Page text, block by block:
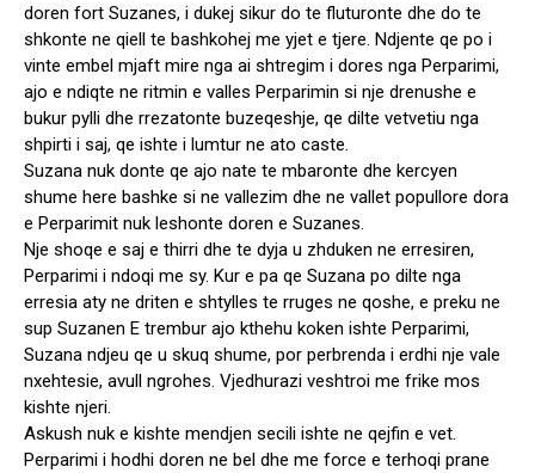
doren fort Suzanes, i dukej sikur do te fluturonte dhe do te
shkonte ne qiell te bashkohej me yjet e tjere. Ndjente qe po i
vinte embel mjaft mire nga ai shtregim i dores nga Perparimi,
ajo e ndiqte ne ritmin e valles Perparimin si nje drenushe e
bukur pylli dhe rrezatonte buzeqeshje, qe dilte vetvetiu nga
shpirti i saj, qe ishte i lumtur ne ato caste.
Suzana nuk donte qe ajo nate te mbaronte dhe kercyen
shume here bashke si ne vallezim dhe ne vallet popullore dora
e Perparimit nuk leshonte doren e Suzanes.
Nje shoqe e saj e thirri dhe te dyja u zhduken ne erresiren,
Perparimi i ndoqi me sy. Kur e pa qe Suzana po dilte nga
erresia aty ne driten e shtylles te rruges ne qoshe, e preku ne
sup Suzanen E trembur ajo kthehu koken ishte Perparimi,
Suzana ndjeu qe u skuq shume, por perbrenda i erdhi nje vale
nxehtesie, avull ngrohes. Vjedhurazi veshtroi me frike mos
kishte njeri.
Askush nuk e kishte mendjen secili ishte ne qejfin e vet.
Perparimi i hodhi doren ne bel dhe me force e terhoqi prane